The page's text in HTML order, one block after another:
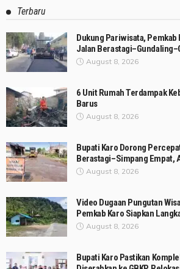
Terbaru
Dukung Pariwisata,
Jalan
August 8, 2026
6 Unit Rumah Terdampak
Barus
August 8, 2026
Bupati Karo Dorong
Berastagi–Simpang Empat,
August 8, 2026
Video Dugaan Pungutan
Pemkab Karo Siapkan
August 8, 2026
Bupati Karo Pastikan